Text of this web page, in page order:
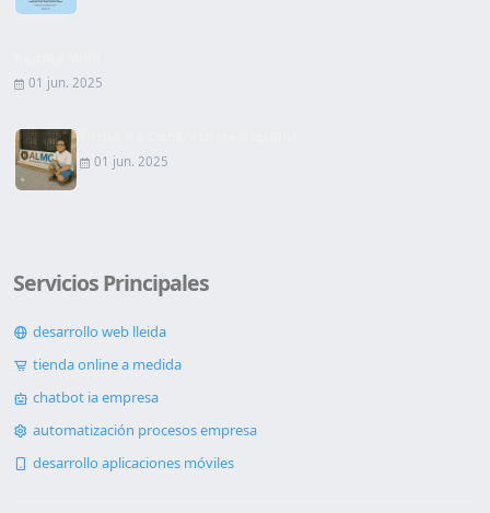
01 jun. 2025
01 jun. 2025
Servicios Principales
desarrollo web lleida
tienda online a medida
chatbot ia empresa
automatización procesos empresa
desarrollo aplicaciones móviles